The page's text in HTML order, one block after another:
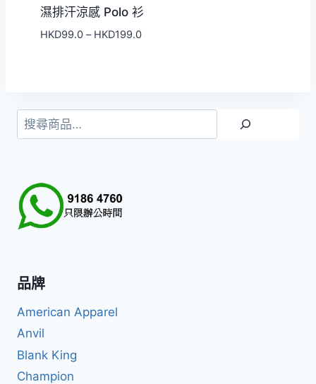
濕排汗涼感 Polo 衫
HKD99.0 – HKD199.0價
搜
尋
品牌
American Apparel
Anvil
Blank King
Champion